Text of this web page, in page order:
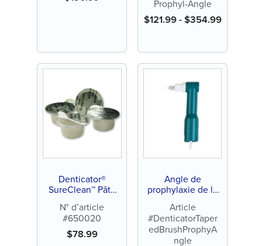
Prophyl-Angle
$121.99-$354.99
Denticator®
SureClean™ Pâte
N° d’article
#650020
$78.99
Angle de
prophylaxie de la
Denticator®
Article
#DenticatorTaper
edBrushProphyA
ngle